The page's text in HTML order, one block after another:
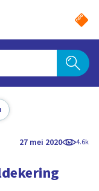
27 mei 2020 4.6k